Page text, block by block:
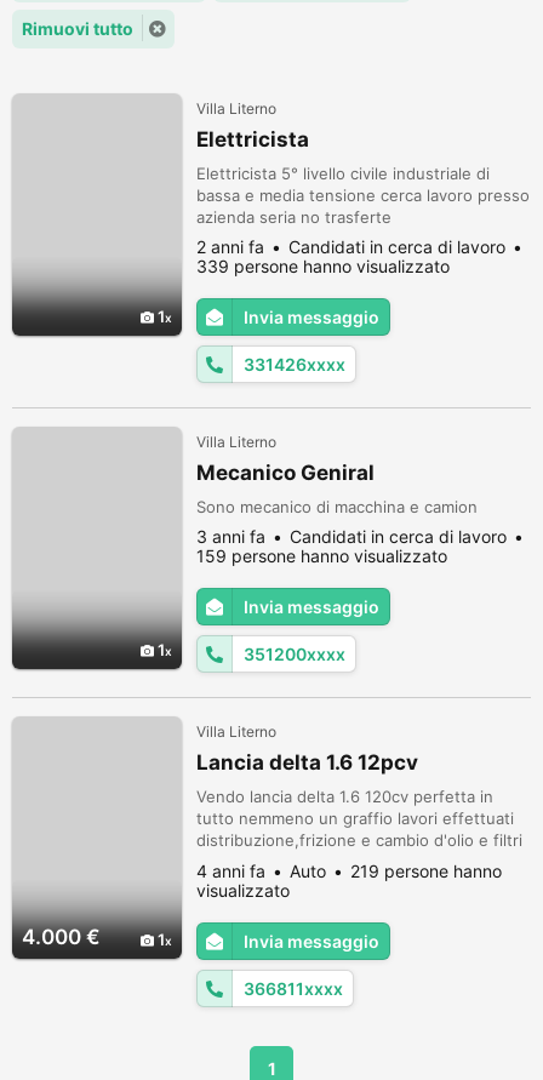
Rimuovi tutto
1
Villa Literno
Elettricista
Elettricista 5° livello civile industriale di
bassa e media tensione cerca lavoro presso
azienda seria no trasferte
2 anni fa
Candidati in cerca di lavoro
339 persone hanno visualizzato
Invia messaggio
331426xxxx
1
Villa Literno
Mecanico Geniral
Sono mecanico di macchina e camion
3 anni fa
Candidati in cerca di lavoro
159 persone hanno visualizzato
Invia messaggio
351200xxxx
4.000 € 1
Villa Literno
Lancia delta 1.6 12pcv
Vendo lancia delta 1.6 120cv perfetta in
tutto nemmeno un graffio lavori effettuati
distribuzione,frizione e cambio d'olio e filtri
gomme.al 80% interni in pelle e stoffa x info
3668110130
4 anni fa Auto
219 persone hanno
visualizzato
Invia messaggio
366811xxxx
1